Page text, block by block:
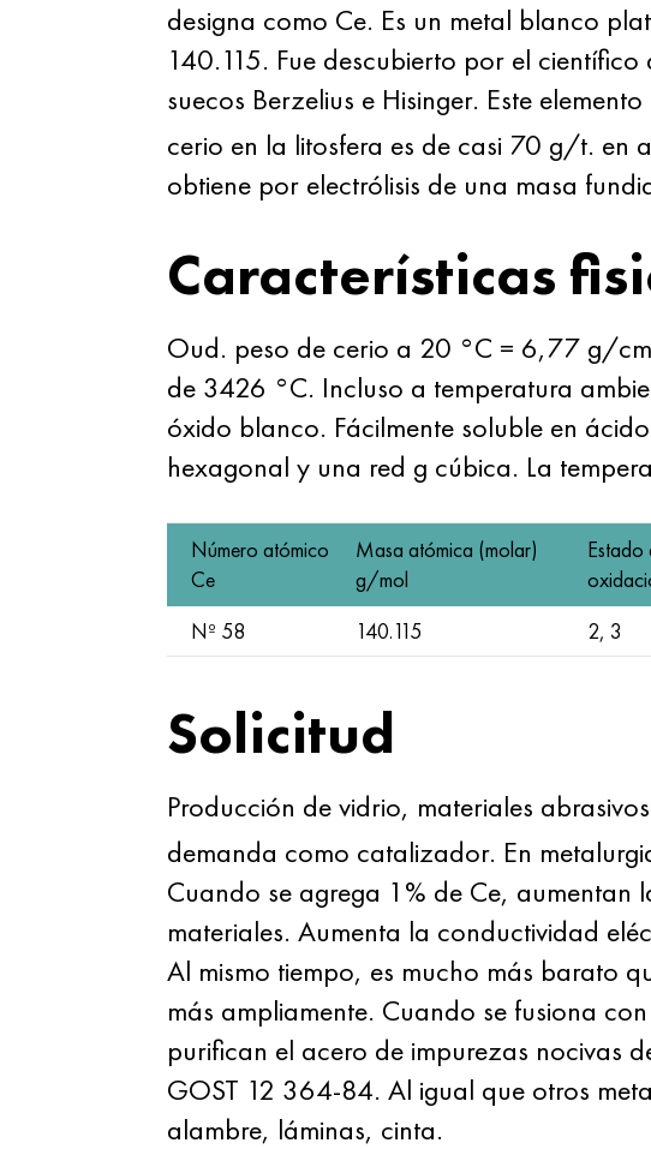
designa como Ce. Es un metal blanco
140.115. Fue descubierto por el
suecos Berzelius e Hisinger. Este
cerio en la litosfera es de casi 70 g/t. en
obtiene por electrólisis de una masa
Características
Oud. peso de cerio a 20 °C = 6,77 g/
de 3426 °C. Incluso a temperatura
óxido blanco. Fácilmente soluble en
hexagonal y una red g cúbica. La
Número atómico
Ce
Masa atómica (molar)
g/mol
Estado
Nº 58
140.115 2, 3
Solicitud
Producción de vidrio, materiales
demanda como catalizador. En
Cuando se agrega 1% de Ce, aumentan
materiales. Aumenta la conductividad
Al mismo tiempo, es mucho más barato
más ampliamente. Cuando se fusiona
purifican el acero de impurezas nocivas
GOST 12 364-84. Al igual que otros
alambre, láminas, cinta.